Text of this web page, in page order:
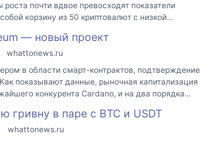
почти вдвое превосходят показатели
корзину из 50 криптовалют с низкой...
— новый проект
whattonews.ru
в области смарт-контрактов, подтверждение
показывают данные, рыночная капитализация
конкурента Cardano, и на два порядка...
гривну в паре с BTC и USDT
whattonews.ru